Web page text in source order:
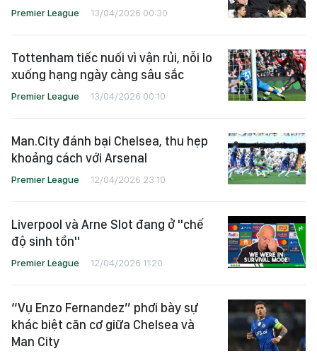
Premier League 13/04/2026 00:30
Tottenham tiếc nuối vì vận rủi, nỗi lo
xuống hạng ngày càng sâu sắc
Premier League 13/04/2026 00:10
Man.City đánh bại Chelsea, thu hẹp
khoảng cách với Arsenal
Premier League 12/04/2026 23:10
Liverpool và Arne Slot đang ở "chế
độ sinh tồn"
Premier League 12/04/2026 11:20
“Vụ Enzo Fernandez” phơi bày sự
khác biệt căn cơ giữa Chelsea và
Man City